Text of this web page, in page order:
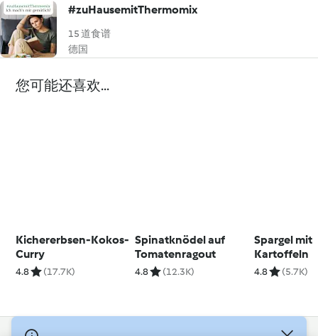
#zuHausemitThermomix
15 道食谱
德国
您可能还喜欢...
Kichererbsen-Kokos-
Curry
4.8 (17.7K)
Spinatknödel auf
Tomatenragout
4.8 (12.3K)
Spargel mit
Kartoffeln
4.8 (5.7K)